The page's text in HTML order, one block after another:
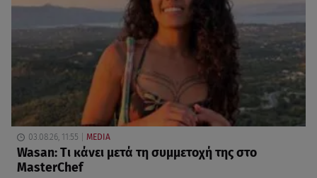
03.08.26, 11:55 MEDIA
Wasan: Tι κάνει μετά τη συμμετοχή της στο
MasterChef